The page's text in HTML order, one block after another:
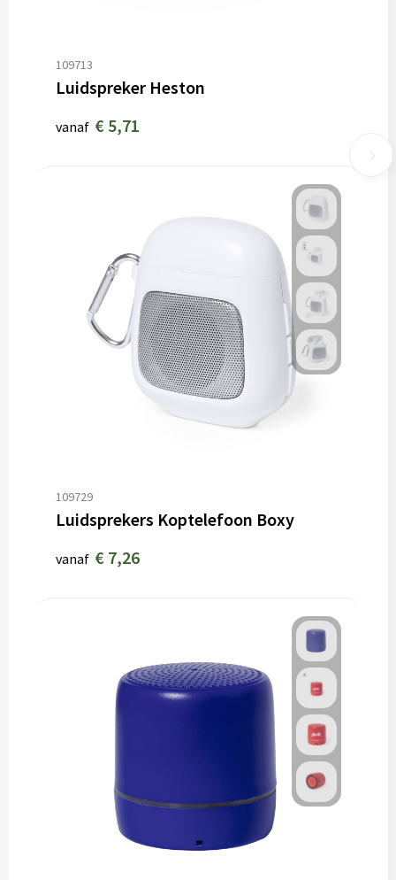
109713
Luidspreker Heston
vanaf € 5,71
109729
Luidsprekers Koptelefoon Boxy
vanaf € 7,26